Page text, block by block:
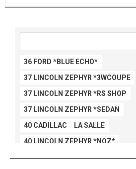
36 FORD *BLUE ECHO*
37 LINCOLN ZEPHYR *3WCOUPE
37 LINCOLN ZEPHYR *RS SHOP
37 LINCOLN ZEPHYR *SEDAN
40 CADILLAC LA SALLE
40 LINCOLN ZEPHYR *NOZ*
40 LINCOLN ZEPHYR *V12*